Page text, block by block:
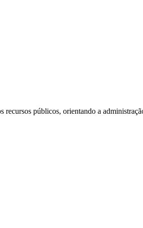
recursos públicos, orientando a